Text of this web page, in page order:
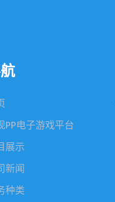
PP电子游戏平台
展示
新闻
种类